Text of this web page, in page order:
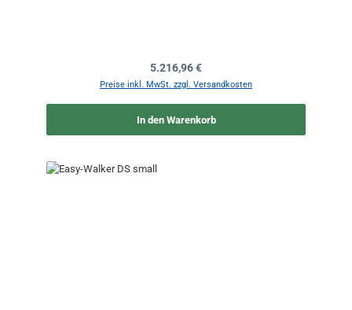
Regulärer Preis:
5.216,96 €
Preise inkl. MwSt. zzgl. Versandkosten
In den Warenkorb